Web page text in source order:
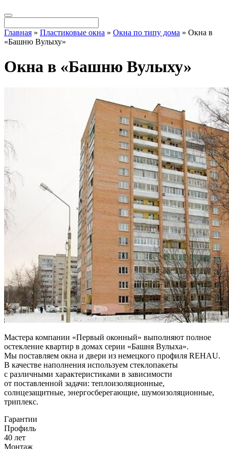
Главная » Пластиковые окна » Окна по типу дома » Окна в
«Башню Вулыху»
Окна в «Башню Вулыху»
Мастера компании «Первый оконный» выполняют полное
остекление квартир в домах серии «Башня Вулыха».
Мы поставляем окна и двери из немецкого профиля REHAU.
В качестве наполнения используем стеклопакеты
с различными характеристиками в зависимости
от поставленной задачи: теплоизоляционные,
солнцезащитные, энергосберегающие, шумоизоляционные,
триплекс.
Гарантии
Профиль
40 лет
Монтаж